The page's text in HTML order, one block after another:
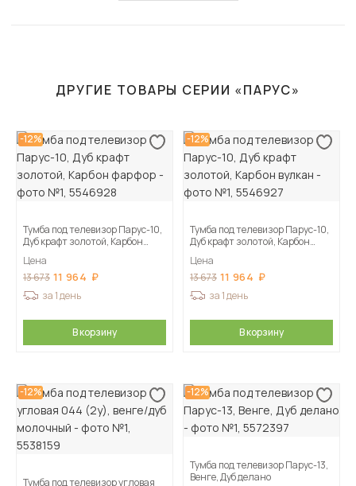
ДРУГИЕ ТОВАРЫ СЕРИИ «ПАРУС»
-12%
Тумба под телевизор Парус-10,
Дуб крафт золотой, Карбон
Цена
13 673 11 964
за 1 день
В корзину
-12%
Тумба под телевизор Парус-10,
Дуб крафт золотой, Карбон
Цена
13 673 11 964
за 1 день
В корзину
-12%
Тумба под телевизор угловая
-12%
Тумба под телевизор Парус-13,
Венге, Дуб делано